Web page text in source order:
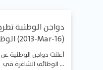
دواجن الوطنية
الوظائف بالقصيم (2013-Mar-16)
أعلنت دواجن الوطنية
الوظائف الشاغرة في …